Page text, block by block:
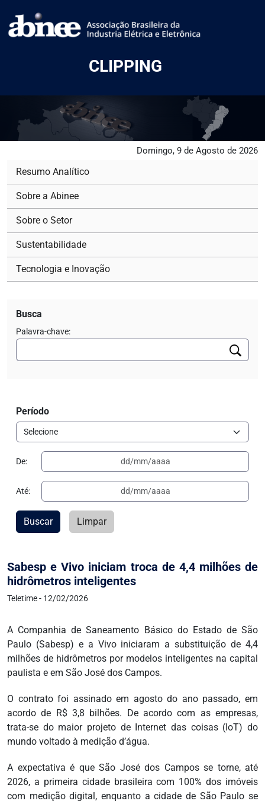
CLIPPING
Domingo, 9 de Agosto de 2026
Sabesp e Vivo iniciam troca de 4,4 milhões de
hidrômetros inteligentes
Teletime - 12/02/2026
A Companhia de Saneamento Básico do Estado de São
Paulo (Sabesp) e a Vivo iniciaram a substituição de 4,4
milhões de hidrômetros por modelos inteligentes na capital
paulista e em São José dos Campos.
O contrato foi assinado em agosto do ano passado, em
acordo de R$ 3,8 bilhões. De acordo com as empresas,
trata-se do maior projeto de Internet das coisas (IoT) do
mundo voltado à medição d’água.
A expectativa é que São José dos Campos se torne, até
2026, a primeira cidade brasileira com 100% dos imóveis
com medição digital, enquanto a cidade de São Paulo se
Resumo Analítico
Sobre a Abinee
Sobre o Setor
Sustentabilidade
Tecnologia e Inovação
Busca
Palavra-chave:
Período
De:
Até:
Buscar Limpar